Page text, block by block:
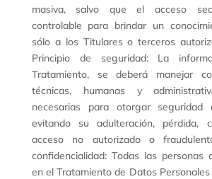
masiva, salvo que el acceso sea
controlable para brindar un
sólo a los Titulares o terceros
Principio de seguridad: La
Tratamiento, se deberá manejar
técnicas, humanas y
necesarias para otorgar
evitando su adulteración, pérdida,
acceso no autorizado o
confidencialidad: Todas las personas
en el Tratamiento de Datos